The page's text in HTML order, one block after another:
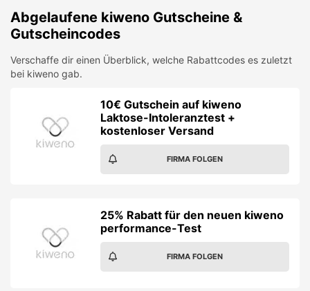
Abgelaufene kiweno Gutscheine &
Gutscheincodes
Verschaffe dir einen Überblick, welche Rabattcodes es zuletzt
bei kiweno gab.
10€ Gutschein auf kiweno
Laktose-Intoleranztest +
kostenloser Versand
FIRMA FOLGEN
25% Rabatt für den neuen kiweno
performance-Test
FIRMA FOLGEN